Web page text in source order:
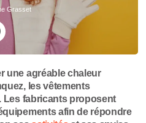
Grasset
une agréable chaleur
les vêtements
fabricants proposent
afin de répondre